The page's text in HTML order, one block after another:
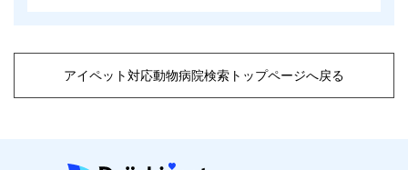
アイペット対応動物病院検索トップページへ戻る